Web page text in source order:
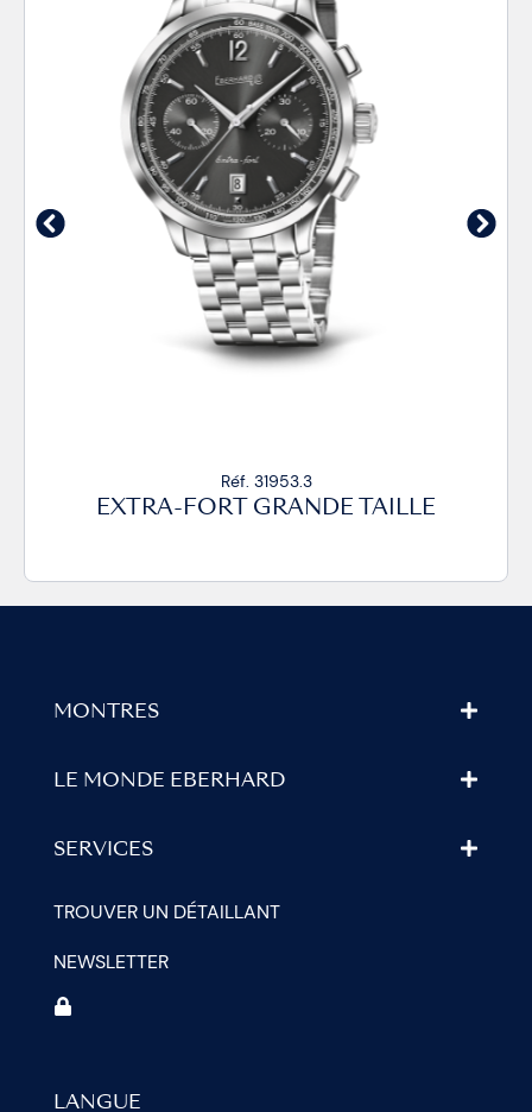
Réf. 31953.3
EXTRA-FORT GRANDE TAILLE
MONTRES
LE MONDE EBERHARD
SERVICES
TROUVER UN DÉTAILLANT
NEWSLETTER
LANGUE